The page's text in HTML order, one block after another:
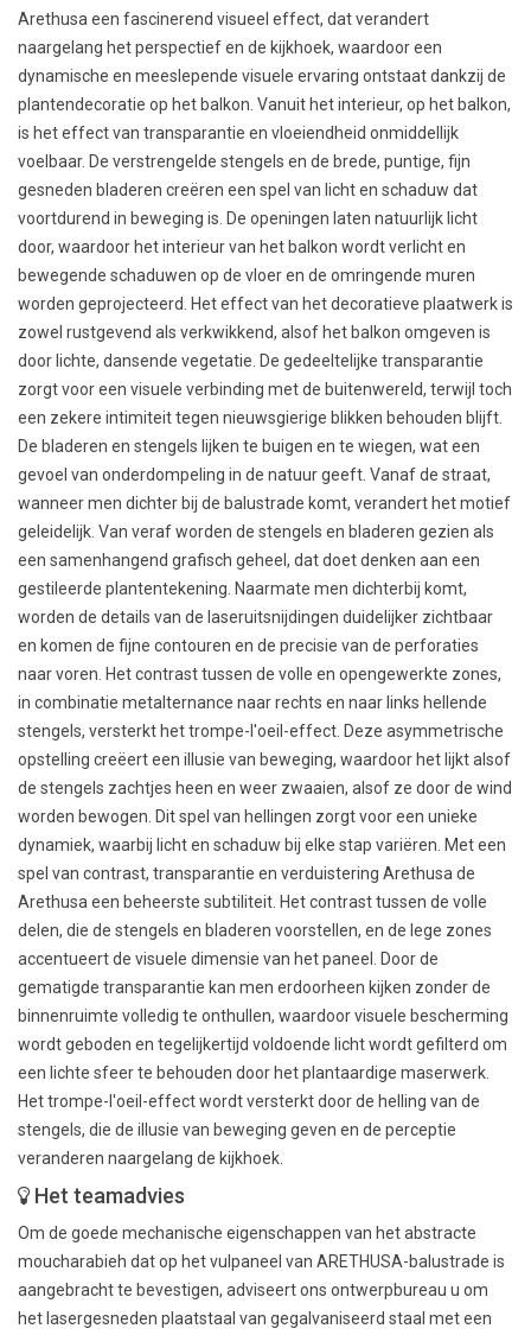
Arethusa een fascinerend visueel effect, dat verandert
naargelang het perspectief en de kijkhoek, waardoor een
dynamische en meeslepende visuele ervaring ontstaat dankzij de
plantendecoratie op het balkon. Vanuit het interieur, op het balkon,
is het effect van transparantie en vloeiendheid onmiddellijk
voelbaar. De verstrengelde stengels en de brede, puntige, fijn
gesneden bladeren creëren een spel van licht en schaduw dat
voortdurend in beweging is. De openingen laten natuurlijk licht
door, waardoor het interieur van het balkon wordt verlicht en
bewegende schaduwen op de vloer en de omringende muren
worden geprojecteerd. Het effect van het decoratieve plaatwerk is
zowel rustgevend als verkwikkend, alsof het balkon omgeven is
door lichte, dansende vegetatie. De gedeeltelijke transparantie
zorgt voor een visuele verbinding met de buitenwereld, terwijl toch
een zekere intimiteit tegen nieuwsgierige blikken behouden blijft.
De bladeren en stengels lijken te buigen en te wiegen, wat een
gevoel van onderdompeling in de natuur geeft. Vanaf de straat,
wanneer men dichter bij de balustrade komt, verandert het motief
geleidelijk. Van veraf worden de stengels en bladeren gezien als
een samenhangend grafisch geheel, dat doet denken aan een
gestileerde plantentekening. Naarmate men dichterbij komt,
worden de details van de laseruitsnijdingen duidelijker zichtbaar
en komen de fijne contouren en de precisie van de perforaties
naar voren. Het contrast tussen de volle en opengewerkte zones,
in combinatie metalternance naar rechts en naar links hellende
stengels, versterkt het trompe-l'oeil-effect. Deze asymmetrische
opstelling creëert een illusie van beweging, waardoor het lijkt alsof
de stengels zachtjes heen en weer zwaaien, alsof ze door de wind
worden bewogen. Dit spel van hellingen zorgt voor een unieke
dynamiek, waarbij licht en schaduw bij elke stap variëren. Met een
spel van contrast, transparantie en verduistering Arethusa de
Arethusa een beheerste subtiliteit. Het contrast tussen de volle
delen, die de stengels en bladeren voorstellen, en de lege zones
accentueert de visuele dimensie van het paneel. Door de
gematigde transparantie kan men erdoorheen kijken zonder de
binnenruimte volledig te onthullen, waardoor visuele bescherming
wordt geboden en tegelijkertijd voldoende licht wordt gefilterd om
een lichte sfeer te behouden door het plantaardige maserwerk.
Het trompe-l'oeil-effect wordt versterkt door de helling van de
stengels, die de illusie van beweging geven en de perceptie
veranderen naargelang de kijkhoek.
Het teamadvies
Om de goede mechanische eigenschappen van het abstracte
moucharabieh dat op het vulpaneel van ARETHUSA-balustrade is
aangebracht te bevestigen, adviseert ons ontwerpbureau u om
het lasergesneden plaatstaal van gegalvaniseerd staal met een